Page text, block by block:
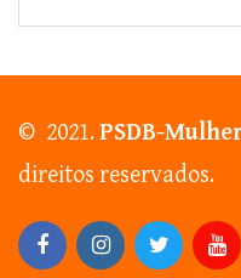
© 2021.PSDB-
direitos reservados.